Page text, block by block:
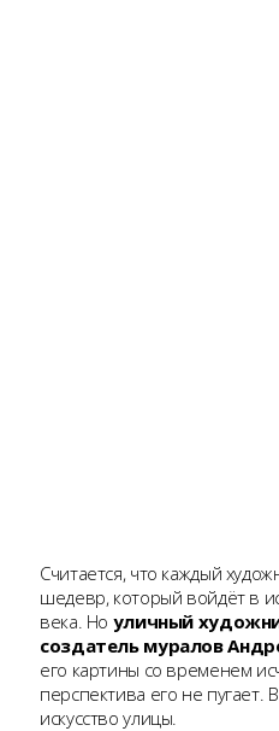
Считается, что каждый
шедевр, который войдёт в
века. Но уличный
создатель муралов
его картины со временем
перспектива его не пугает.
искусство улицы.